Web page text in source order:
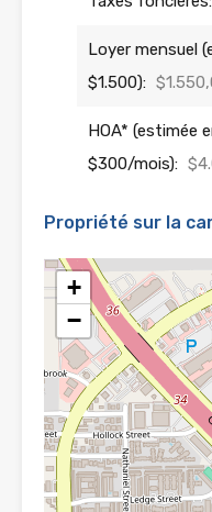
Loyer mensuel
$1.500):
HOA* (estimée
$300/mois):
Propriété sur la
+
−